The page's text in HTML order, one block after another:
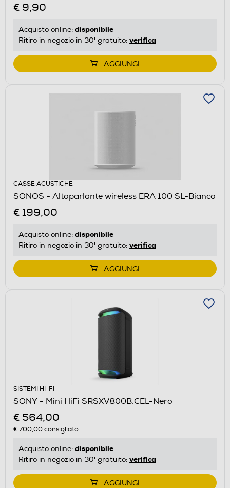
€ 9,90
Acquisto online: disponibile
Ritiro in negozio in 30' gratuito: verifica
AGGIUNGI
CASSE ACUSTICHE
SONOS - Altoparlante wireless ERA 100 SL-Bianco
€ 199,00
Acquisto online: disponibile
Ritiro in negozio in 30' gratuito: verifica
AGGIUNGI
SISTEMI HI-FI
SONY - Mini HiFi SRSXV800B.CEL-Nero
€ 564,00
€ 700,00consigliato
Acquisto online: disponibile
Ritiro in negozio in 30' gratuito: verifica
AGGIUNGI